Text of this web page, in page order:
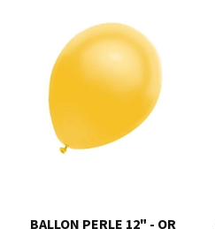
BALLON PERLE 12" - OR